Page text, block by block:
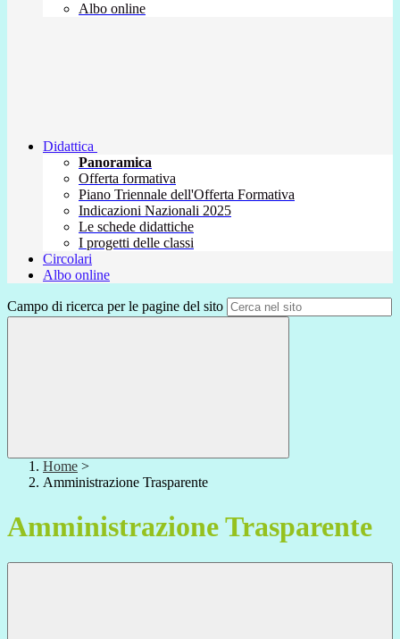
Albo online
Didattica
Panoramica
Offerta formativa
Piano Triennale dell'Offerta Formativa
Indicazioni Nazionali 2025
Le schede didattiche
I progetti delle classi
Circolari
Albo online
Campo di ricerca per le pagine del sito
Home >
Amministrazione Trasparente
Amministrazione Trasparente